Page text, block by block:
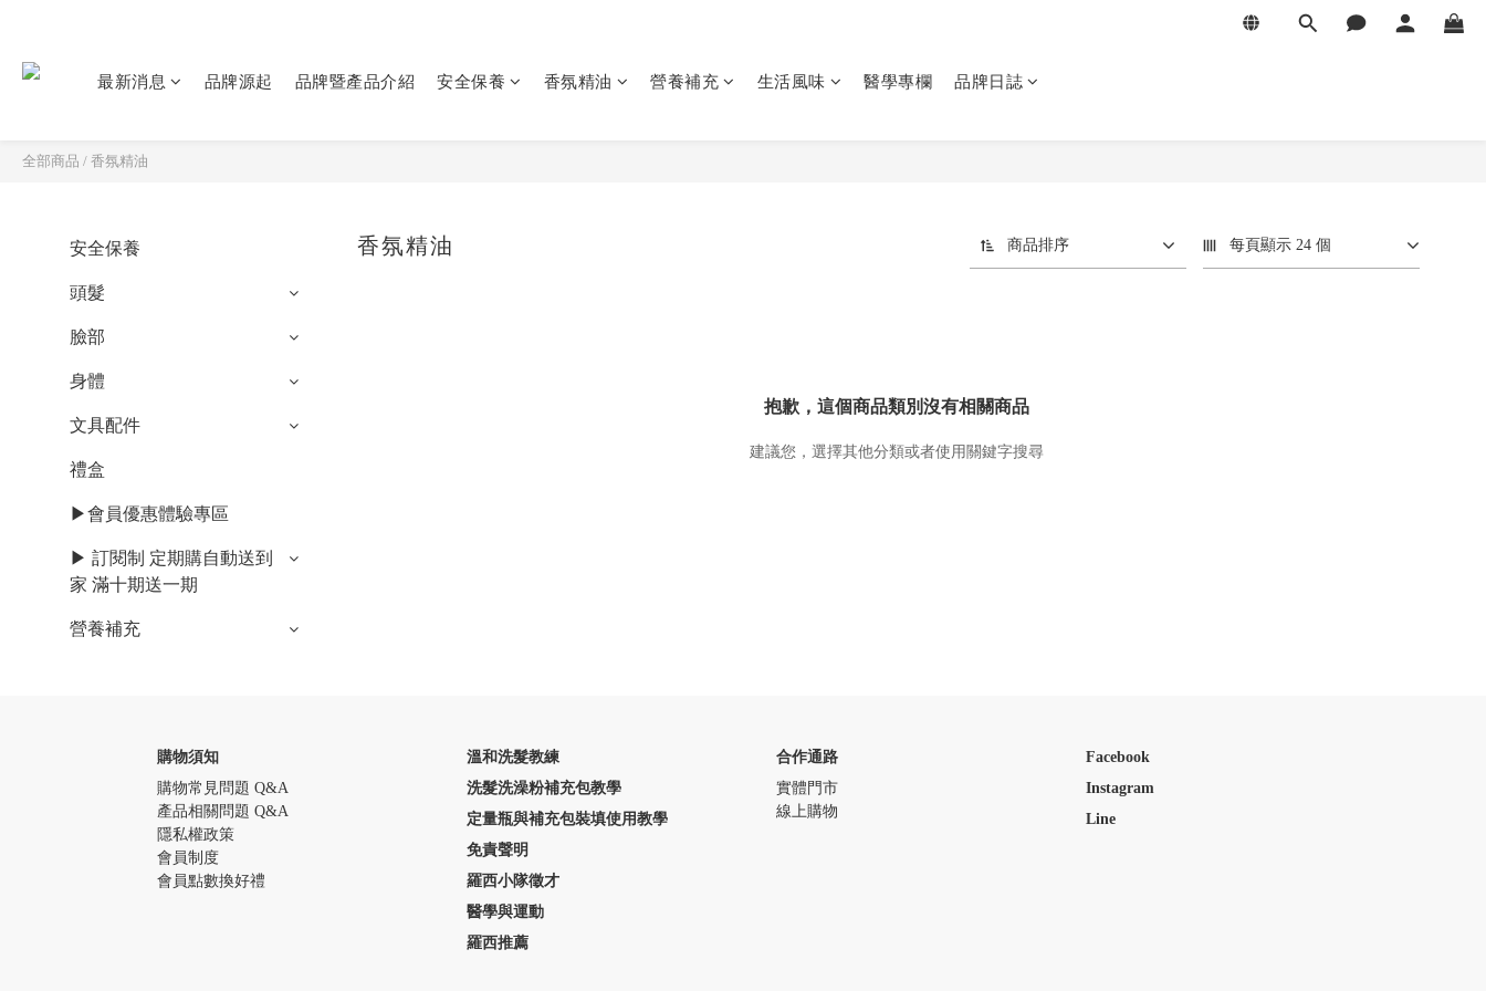
最新消息 品牌源起 品牌暨產品介紹 安全保養 香氛精油 營養補充 生活風味 醫學專欄 品牌日誌
全部商品 / 香氛精油
安全保養
頭髮
臉部
身體
文具配件
禮盒
▶會員優惠體驗專區
▶ 訂閱制 定期購自動送到
家 滿十期送一期
營養補充
香氛精油 商品排序 每頁顯示 24 個
抱歉，這個商品類別沒有相關商品
建議您，選擇其他分類或者使用關鍵字搜尋
購物須知
購物常見問題 Q&A
產品相關問題 Q&A
隱私權政策
會員制度
會員點數換好禮
溫和洗髮教練
洗髮洗澡粉補充包教學
定量瓶與補充包裝填使用教學
免責聲明
羅西小隊徵才
醫學與運動
羅西推薦
合作通路
實體門市
線上購物
Facebook
Instagram
Line